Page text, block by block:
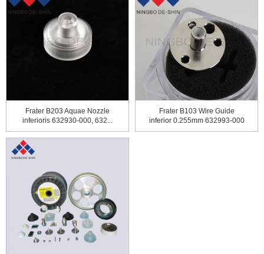
Frater B203 Aquae Nozzle
inferioris 632930-000, 632...
Frater B103 Wire Guide
inferior 0.255mm 632993-000